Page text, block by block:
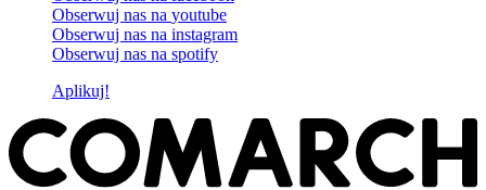
Obserwuj nas na youtube
Obserwuj nas na instagram
Obserwuj nas na spotify
Aplikuj!